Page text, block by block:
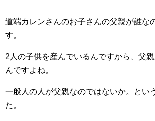
道端カレンさんのお子さんの父親が誰な
す。
2人の子供を産んでいるんですから、父
んですよね。
一般人の人が父親なのではないか。とい
た。